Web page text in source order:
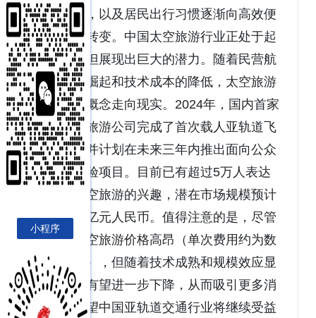
投资增加，以及居民出行习惯逐渐向高效便
捷的方向转变。中国太空旅游行业正处于起
步阶段，但展现出巨大的潜力。随着民营航
天企业的崛起和技术成本的降低，太空旅游
正逐步从概念走向现实。2024年，国内首家
商业太空旅游公司完成了首次载人亚轨道飞
行测试，并计划在未来三年内推出面向公众
的太空体验项目。目前已有超过5万人表达
了参与太空旅游的兴趣，潜在市场规模预计
可达数百亿元人民币。值得注意的是，尽管
现阶段太空旅游价格高昂（单次费用约为数
十万美元），但随着技术成熟和规模效应显
现，成本有望进一步下降，从而吸引更多消
费者。展望中国亚轨道交通行业将继续受益
小程序